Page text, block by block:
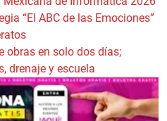
“El ABC de las Emociones”
obras en solo dos días;
drenaje y escuela